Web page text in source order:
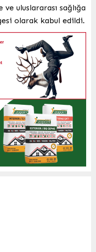
uluslararası sağlığa
olarak kabul edildi.